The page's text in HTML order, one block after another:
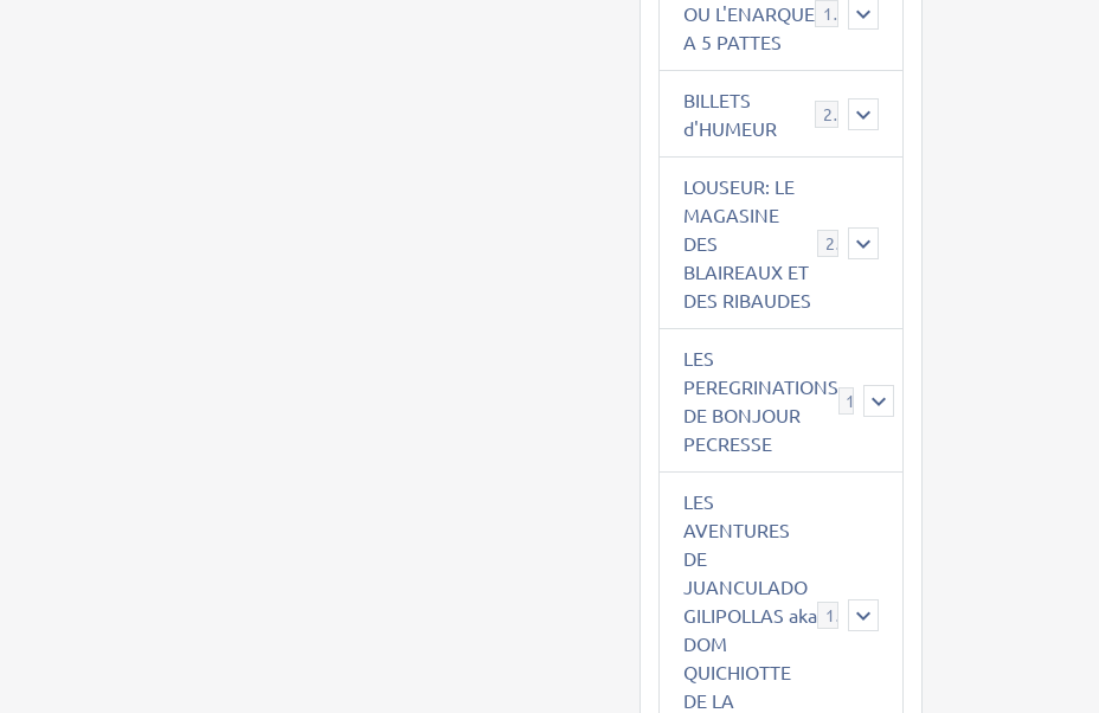
OU L'ENARQUE
A 5 PATTES
14
BILLETS
d'HUMEUR
2
LOUSEUR: LE
MAGASINE
DES
BLAIREAUX ET
DES RIBAUDES
21
LES
PEREGRINATIONS
DE BONJOUR
PECRESSE
14
LES
AVENTURES
DE
JUANCULADO
GILIPOLLAS aka
DOM
QUICHIOTTE
DE LA
119